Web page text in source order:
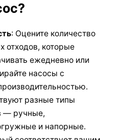
: Оцените количество
отходов, которые
ежедневно или
насосы с
разные типы
— ручные,
и напорные.